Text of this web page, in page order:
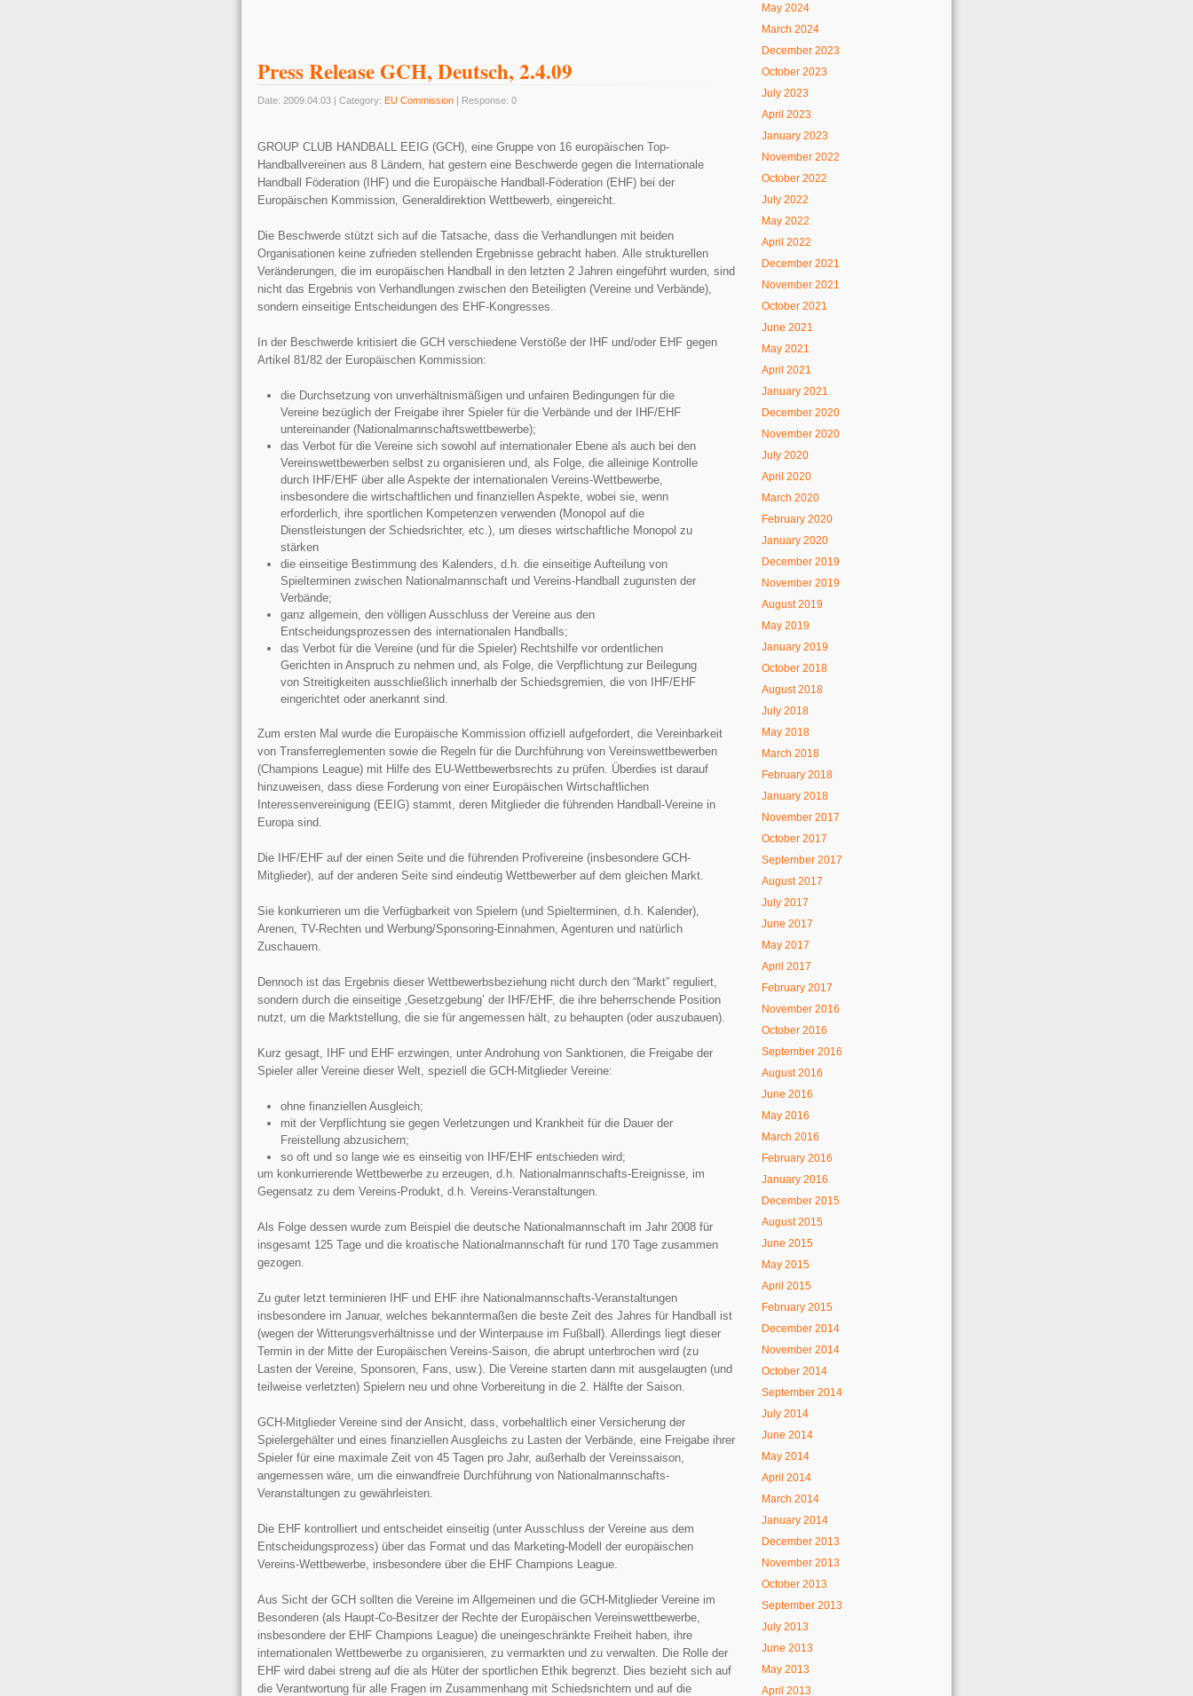
Press Release GCH, Deutsch, 2.4.09
Date: 2009.04.03 | Category: EU Commission | Response: 0
GROUP CLUB HANDBALL EEIG (GCH), eine Gruppe von 16 europäischen Top-
Handballvereinen aus 8 Ländern, hat gestern eine Beschwerde gegen die Internationale
Handball Föderation (IHF) und die Europäische Handball-Föderation (EHF) bei der
Europäischen Kommission, Generaldirektion Wettbewerb, eingereicht.
Die Beschwerde stützt sich auf die Tatsache, dass die Verhandlungen mit beiden
Organisationen keine zufrieden stellenden Ergebnisse gebracht haben. Alle strukturellen
Veränderungen, die im europäischen Handball in den letzten 2 Jahren eingeführt wurden, sind
nicht das Ergebnis von Verhandlungen zwischen den Beteiligten (Vereine und Verbände),
sondern einseitige Entscheidungen des EHF-Kongresses.
In der Beschwerde kritisiert die GCH verschiedene Verstöße der IHF und/oder EHF gegen
Artikel 81/82 der Europäischen Kommission:
die Durchsetzung von unverhältnismäßigen und unfairen Bedingungen für die
Vereine bezüglich der Freigabe ihrer Spieler für die Verbände und der IHF/EHF
untereinander (Nationalmannschaftswettbewerbe);
das Verbot für die Vereine sich sowohl auf internationaler Ebene als auch bei den
Vereinswettbewerben selbst zu organisieren und, als Folge, die alleinige Kontrolle
durch IHF/EHF über alle Aspekte der internationalen Vereins-Wettbewerbe,
insbesondere die wirtschaftlichen und finanziellen Aspekte, wobei sie, wenn
erforderlich, ihre sportlichen Kompetenzen verwenden (Monopol auf die
Dienstleistungen der Schiedsrichter, etc.), um dieses wirtschaftliche Monopol zu
stärken
die einseitige Bestimmung des Kalenders, d.h. die einseitige Aufteilung von
Spielterminen zwischen Nationalmannschaft und Vereins-Handball zugunsten der
Verbände;
ganz allgemein, den völligen Ausschluss der Vereine aus den
Entscheidungsprozessen des internationalen Handballs;
das Verbot für die Vereine (und für die Spieler) Rechtshilfe vor ordentlichen
Gerichten in Anspruch zu nehmen und, als Folge, die Verpflichtung zur Beilegung
von Streitigkeiten ausschließlich innerhalb der Schiedsgremien, die von IHF/EHF
eingerichtet oder anerkannt sind.
Zum ersten Mal wurde die Europäische Kommission offiziell aufgefordert, die Vereinbarkeit
von Transferreglementen sowie die Regeln für die Durchführung von Vereinswettbewerben
(Champions League) mit Hilfe des EU-Wettbewerbsrechts zu prüfen. Überdies ist darauf
hinzuweisen, dass diese Forderung von einer Europäischen Wirtschaftlichen
Interessenvereinigung (EEIG) stammt, deren Mitglieder die führenden Handball-Vereine in
Europa sind.
Die IHF/EHF auf der einen Seite und die führenden Profivereine (insbesondere GCH-
Mitglieder), auf der anderen Seite sind eindeutig Wettbewerber auf dem gleichen Markt.
Sie konkurrieren um die Verfügbarkeit von Spielern (und Spielterminen, d.h. Kalender),
Arenen, TV-Rechten und Werbung/Sponsoring-Einnahmen, Agenturen und natürlich
Zuschauern.
Dennoch ist das Ergebnis dieser Wettbewerbsbeziehung nicht durch den “Markt” reguliert,
sondern durch die einseitige ‚Gesetzgebung’ der IHF/EHF, die ihre beherrschende Position
nutzt, um die Marktstellung, die sie für angemessen hält, zu behaupten (oder auszubauen).
Kurz gesagt, IHF und EHF erzwingen, unter Androhung von Sanktionen, die Freigabe der
Spieler aller Vereine dieser Welt, speziell die GCH-Mitglieder Vereine:
ohne finanziellen Ausgleich;
mit der Verpflichtung sie gegen Verletzungen und Krankheit für die Dauer der
Freistellung abzusichern;
so oft und so lange wie es einseitig von IHF/EHF entschieden wird;
um konkurrierende Wettbewerbe zu erzeugen, d.h. Nationalmannschafts-Ereignisse, im
Gegensatz zu dem Vereins-Produkt, d.h. Vereins-Veranstaltungen.
Als Folge dessen wurde zum Beispiel die deutsche Nationalmannschaft im Jahr 2008 für
insgesamt 125 Tage und die kroatische Nationalmannschaft für rund 170 Tage zusammen
gezogen.
Zu guter letzt terminieren IHF und EHF ihre Nationalmannschafts-Veranstaltungen
insbesondere im Januar, welches bekanntermaßen die beste Zeit des Jahres für Handball ist
(wegen der Witterungsverhältnisse und der Winterpause im Fußball). Allerdings liegt dieser
Termin in der Mitte der Europäischen Vereins-Saison, die abrupt unterbrochen wird (zu
Lasten der Vereine, Sponsoren, Fans, usw.). Die Vereine starten dann mit ausgelaugten (und
teilweise verletzten) Spielern neu und ohne Vorbereitung in die 2. Hälfte der Saison.
GCH-Mitglieder Vereine sind der Ansicht, dass, vorbehaltlich einer Versicherung der
Spielergehälter und eines finanziellen Ausgleichs zu Lasten der Verbände, eine Freigabe ihrer
Spieler für eine maximale Zeit von 45 Tagen pro Jahr, außerhalb der Vereinssaison,
angemessen wäre, um die einwandfreie Durchführung von Nationalmannschafts-
Veranstaltungen zu gewährleisten.
Die EHF kontrolliert und entscheidet einseitig (unter Ausschluss der Vereine aus dem
Entscheidungsprozess) über das Format und das Marketing-Modell der europäischen
Vereins-Wettbewerbe, insbesondere über die EHF Champions League.
Aus Sicht der GCH sollten die Vereine im Allgemeinen und die GCH-Mitglieder Vereine im
Besonderen (als Haupt-Co-Besitzer der Rechte der Europäischen Vereinswettbewerbe,
insbesondere der EHF Champions League) die uneingeschränkte Freiheit haben, ihre
internationalen Wettbewerbe zu organisieren, zu vermarkten und zu verwalten. Die Rolle der
EHF wird dabei streng auf die als Hüter der sportlichen Ethik begrenzt. Dies bezieht sich auf
die Verantwortung für alle Fragen im Zusammenhang mit Schiedsrichtern und auf die
May 2024
March 2024
December 2023
October 2023
July 2023
April 2023
January 2023
November 2022
October 2022
July 2022
May 2022
April 2022
December 2021
November 2021
October 2021
June 2021
May 2021
April 2021
January 2021
December 2020
November 2020
July 2020
April 2020
March 2020
February 2020
January 2020
December 2019
November 2019
August 2019
May 2019
January 2019
October 2018
August 2018
July 2018
May 2018
March 2018
February 2018
January 2018
November 2017
October 2017
September 2017
August 2017
July 2017
June 2017
May 2017
April 2017
February 2017
November 2016
October 2016
September 2016
August 2016
June 2016
May 2016
March 2016
February 2016
January 2016
December 2015
August 2015
June 2015
May 2015
April 2015
February 2015
December 2014
November 2014
October 2014
September 2014
July 2014
June 2014
May 2014
April 2014
March 2014
January 2014
December 2013
November 2013
October 2013
September 2013
July 2013
June 2013
May 2013
April 2013